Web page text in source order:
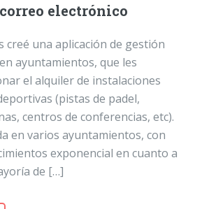
electrónico
creé una aplicación de gestión
ayuntamientos, que les
el alquiler de instalaciones
(pistas de padel,
centros de conferencias, etc).
en varios ayuntamientos, con
exponencial en cuanto a
de […]